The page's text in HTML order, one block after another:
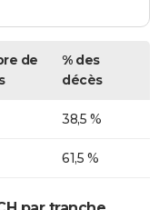
de
% des
décès
38,5 %
61,5 %